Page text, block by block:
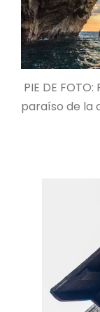
PIE DE
paraíso de la